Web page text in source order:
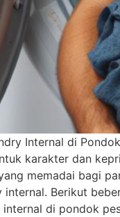
Internal di
karakter dan
memadai bagi
Berikut
di pondok